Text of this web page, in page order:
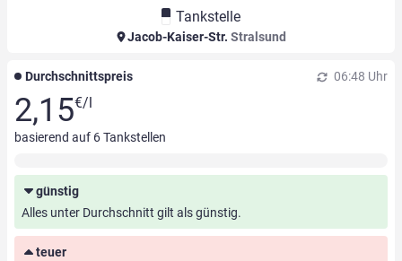
Tankstelle
Jacob-Kaiser-Str. Stralsund
Durchschnittspreis 06:48 Uhr
2,15€/l
basierend auf 6Tankstellen
günstig
Alles unter Durchschnitt gilt als günstig.
teuer